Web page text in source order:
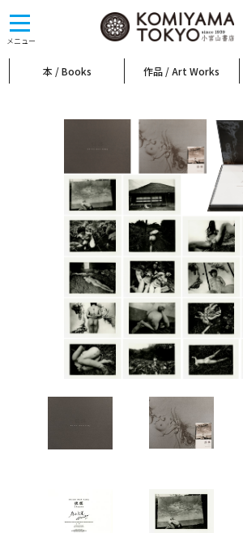
メニュー
toggle
navigation
本 / Books 作品 / Art Works